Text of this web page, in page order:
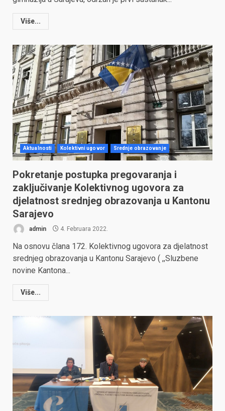
Više...
Aktualnosti Kolektivni ugovor Srednje obrazovanje
Pokretanje postupka pregovaranja i
zaključivanje Kolektivnog ugovora za
djelatnost srednjeg obrazovanja u Kantonu
Sarajevo
admin 4. Februara 2022.
Na osnovu člana 172. Kolektivnog ugovora za djelatnost
srednjeg obrazovanja u Kantonu Sarajevo ( ,,Sluzbene
novine Kantona...
Više...